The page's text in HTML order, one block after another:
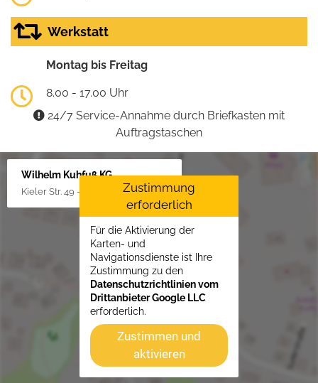
Werkstatt
Montag bis Freitag
8.00 - 17.00 Uhr
24/7 Service-Annahme durch Briefkasten mit
Auftragstaschen
Wilhelm Kuhfuß KG
Kieler Str. 49 - 51, 25451 Quickborn
Zustimmung
erforderlich
Für die Aktivierung der
Karten- und
Navigationsdienste ist Ihre
Zustimmung zu den
Datenschutzrichtlinien vom
Drittanbieter Google LLC
erforderlich.
Zustimmen und
aktivieren